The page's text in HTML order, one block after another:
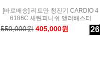
[바로배송] 리트만 청진기 CARDIO 4
6186C 새틴피니쉬 앨러배스터
550,000원 405,000원 26